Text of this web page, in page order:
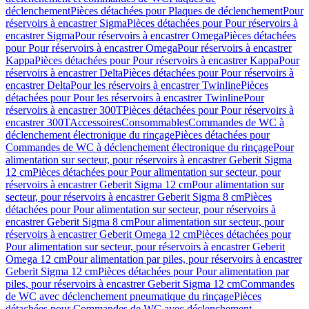
déclenchementPièces détachées pour Plaques de déclenchementPour
réservoirs à encastrer SigmaPièces détachées pour Pour réservoirs à
encastrer SigmaPour réservoirs à encastrer OmegaPièces détachées
pour Pour réservoirs à encastrer OmegaPour réservoirs à encastrer
KappaPièces détachées pour Pour réservoirs à encastrer KappaPour
réservoirs à encastrer DeltaPièces détachées pour Pour réservoirs à
encastrer DeltaPour les réservoirs à encastrer TwinlinePièces
détachées pour Pour les réservoirs à encastrer TwinlinePour
réservoirs à encastrer 300TPièces détachées pour Pour réservoirs à
encastrer 300TAccessoiresConsommablesCommandes de WC à
déclenchement électronique du rinçagePièces détachées pour
Commandes de WC à déclenchement électronique du rinçagePour
alimentation sur secteur, pour réservoirs à encastrer Geberit Sigma
12 cmPièces détachées pour Pour alimentation sur secteur, pour
réservoirs à encastrer Geberit Sigma 12 cmPour alimentation sur
secteur, pour réservoirs à encastrer Geberit Sigma 8 cmPièces
détachées pour Pour alimentation sur secteur, pour réservoirs à
encastrer Geberit Sigma 8 cmPour alimentation sur secteur, pour
réservoirs à encastrer Geberit Omega 12 cmPièces détachées pour
Pour alimentation sur secteur, pour réservoirs à encastrer Geberit
Omega 12 cmPour alimentation par piles, pour réservoirs à encastrer
Geberit Sigma 12 cmPièces détachées pour Pour alimentation par
piles, pour réservoirs à encastrer Geberit Sigma 12 cmCommandes
de WC avec déclenchement pneumatique du rinçagePièces